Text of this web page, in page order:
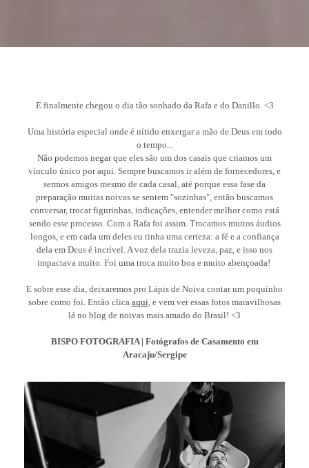
E finalmente chegou o dia tão sonhado da Rafa e do Danillo. <3
Uma história especial onde é nítido enxergar a mão de Deus em todo
o tempo...
Não podemos negar que eles são um dos casais que criamos um
vínculo único por aqui. Sempre buscamos ir além de fornecedores, e
sermos amigos mesmo de cada casal, até porque essa fase da
preparação muitas noivas se sentem "sozinhas", então buscamos
conversar, trocar figurinhas, indicações, entender melhor como está
sendo esse processo. Com a Rafa foi assim. Trocamos muitos áudios
longos, e em cada um deles eu tinha uma certeza: a fé e a confiança
dela em Deus é incrível. A voz dela trazia leveza, paz, e isso nos
impactava muito. Foi uma troca muito boa e muito abençoada!
E sobre esse dia, deixaremos pro Lápis de Noiva contar um poquinho
sobre como foi. Então clica aqui, e vem ver essas fotos maravilhosas
lá no blog de noivas mais amado do Brasil! <3
BISPO FOTOGRAFIA | Fotógrafos de Casamento em
Aracaju/Sergipe